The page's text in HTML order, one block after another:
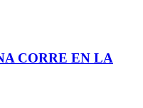
CORRE EN LA